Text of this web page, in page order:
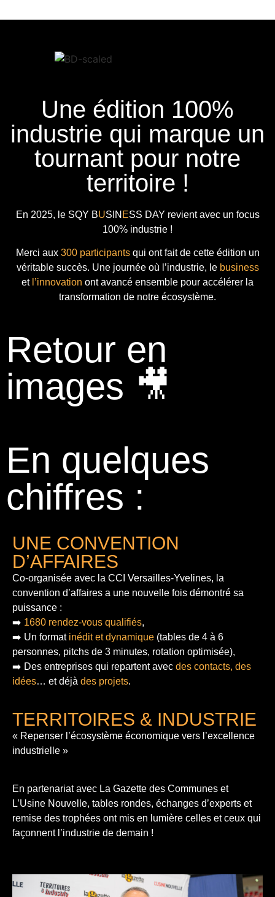
Une édition 100%
industrie qui marque un
tournant pour notre
territoire !
En 2025, le SQY BUSIN ESS DAY revient avec un focus
100% industrie !
Merci aux 300 participantsqui ont fait de cette édition un
véritable succès. Une journée où l’industrie, le business
et l’innovation ont avancé ensemble pour accélérer la
transformation de notre écosystème.
Retour en
images 🎥
En quelques
chiffres :
UNE CONVENTION
D’AFFAIRES
Co-organisée avec la CCI Versailles-Yvelines, la
convention d’affaires a une nouvelle fois démontré sa
puissance :
➡️ 1680 rendez-vous qualifiés,
➡️ Un format inédit et dynamique (tables de 4 à 6
personnes, pitchs de 3 minutes, rotation optimisée),
➡️ Des entreprises qui repartent avec des contacts, des
idées… et déjà des projets.
TERRITOIRES & INDUSTRIE
« Repenser l’écosystème économique vers l’excellence
industrielle »
En partenariat avec La Gazette des Communes et
L’Usine Nouvelle, tables rondes, échanges d’experts et
remise des trophées ont mis en lumière celles et ceux qui
façonnent l’industrie de demain !